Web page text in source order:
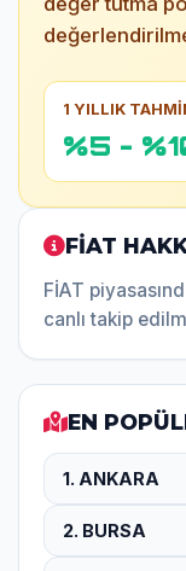
1 YILLIK
%5 -
FİAT
FİAT
canlı takip
EN
1. ANKARA
2. BURSA